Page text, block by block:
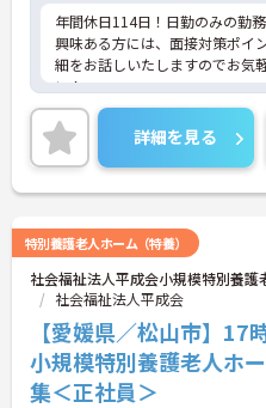
年間休日114日！日勤のみの勤
興味ある方には、面接対策ポイ
細をお話しいたしますのでお気
い！
詳細を見る
特別養護老人ホーム（特養）
社会福祉法人平成会小規模特別養
社会福祉法人平成会
【愛媛県／松山市】
小規模特別養護老人ホ
集＜正社員＞